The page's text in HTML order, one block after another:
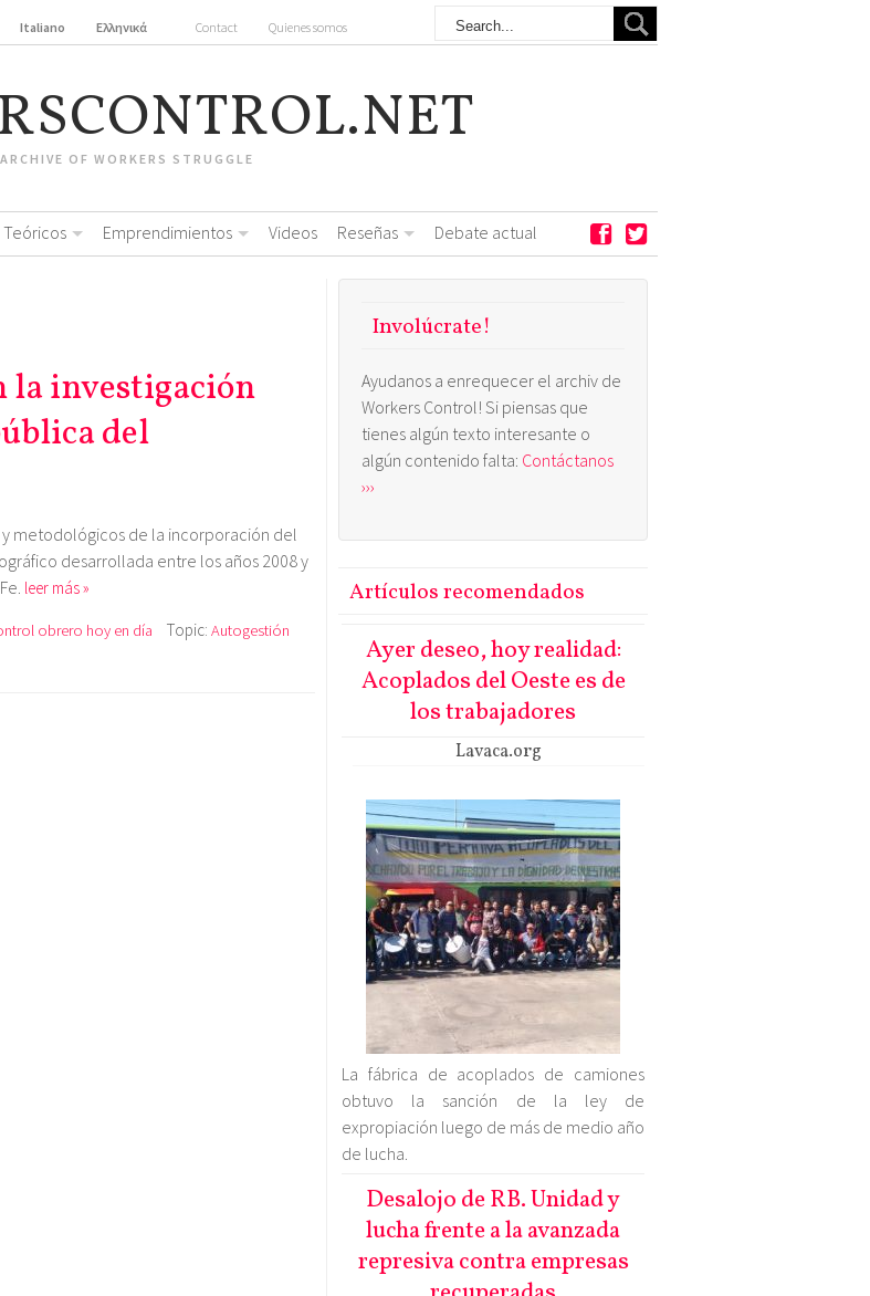
Italiano Ελληνικά Contact Quienes somos
ARCHIVE OF WORKERS STRUGGLE
Teóricos Emprendimientos Videos Reseñas Debate actual
la investigación
del
metodológicos de la incorporación del
desarrollada entre los años 2008 y
leer más »
obrero hoy en día Topic: Autogestión
Involúcrate!
Ayudanos a enrequecer el archiv de
Workers Control! Si piensas que
tienes algún texto interesante o
algún contenido falta: Contáctanos
›››
Artículos recomendados
Ayer deseo, hoy realidad:
Acoplados del Oeste es de
los trabajadores
Lavaca.org
La fábrica de acoplados de camiones
obtuvo la sanción de la ley de
expropiación luego de más de medio año
de lucha.
Desalojo de RB. Unidad y
lucha frente a la avanzada
represiva contra empresas